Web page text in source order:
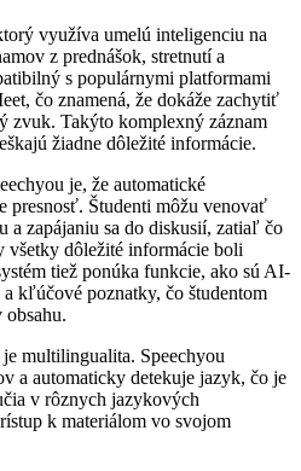
využíva umelú inteligenciu na
z prednášok, stretnutí a
s populárnymi platformami
čo znamená, že dokáže zachytiť
zvuk. Takýto komplexný záznam
žiadne dôležité informácie.
je, že automatické
presnosť. Študenti môžu venovať
a zapájaniu sa do diskusií, zatiaľ čo
všetky dôležité informácie boli
tiež ponúka funkcie, ako sú AI-
kľúčové poznatky, čo študentom
multilingualita. Speechyou
a automaticky detekuje jazyk, čo je
v rôznych jazykových
k materiálom vo svojom